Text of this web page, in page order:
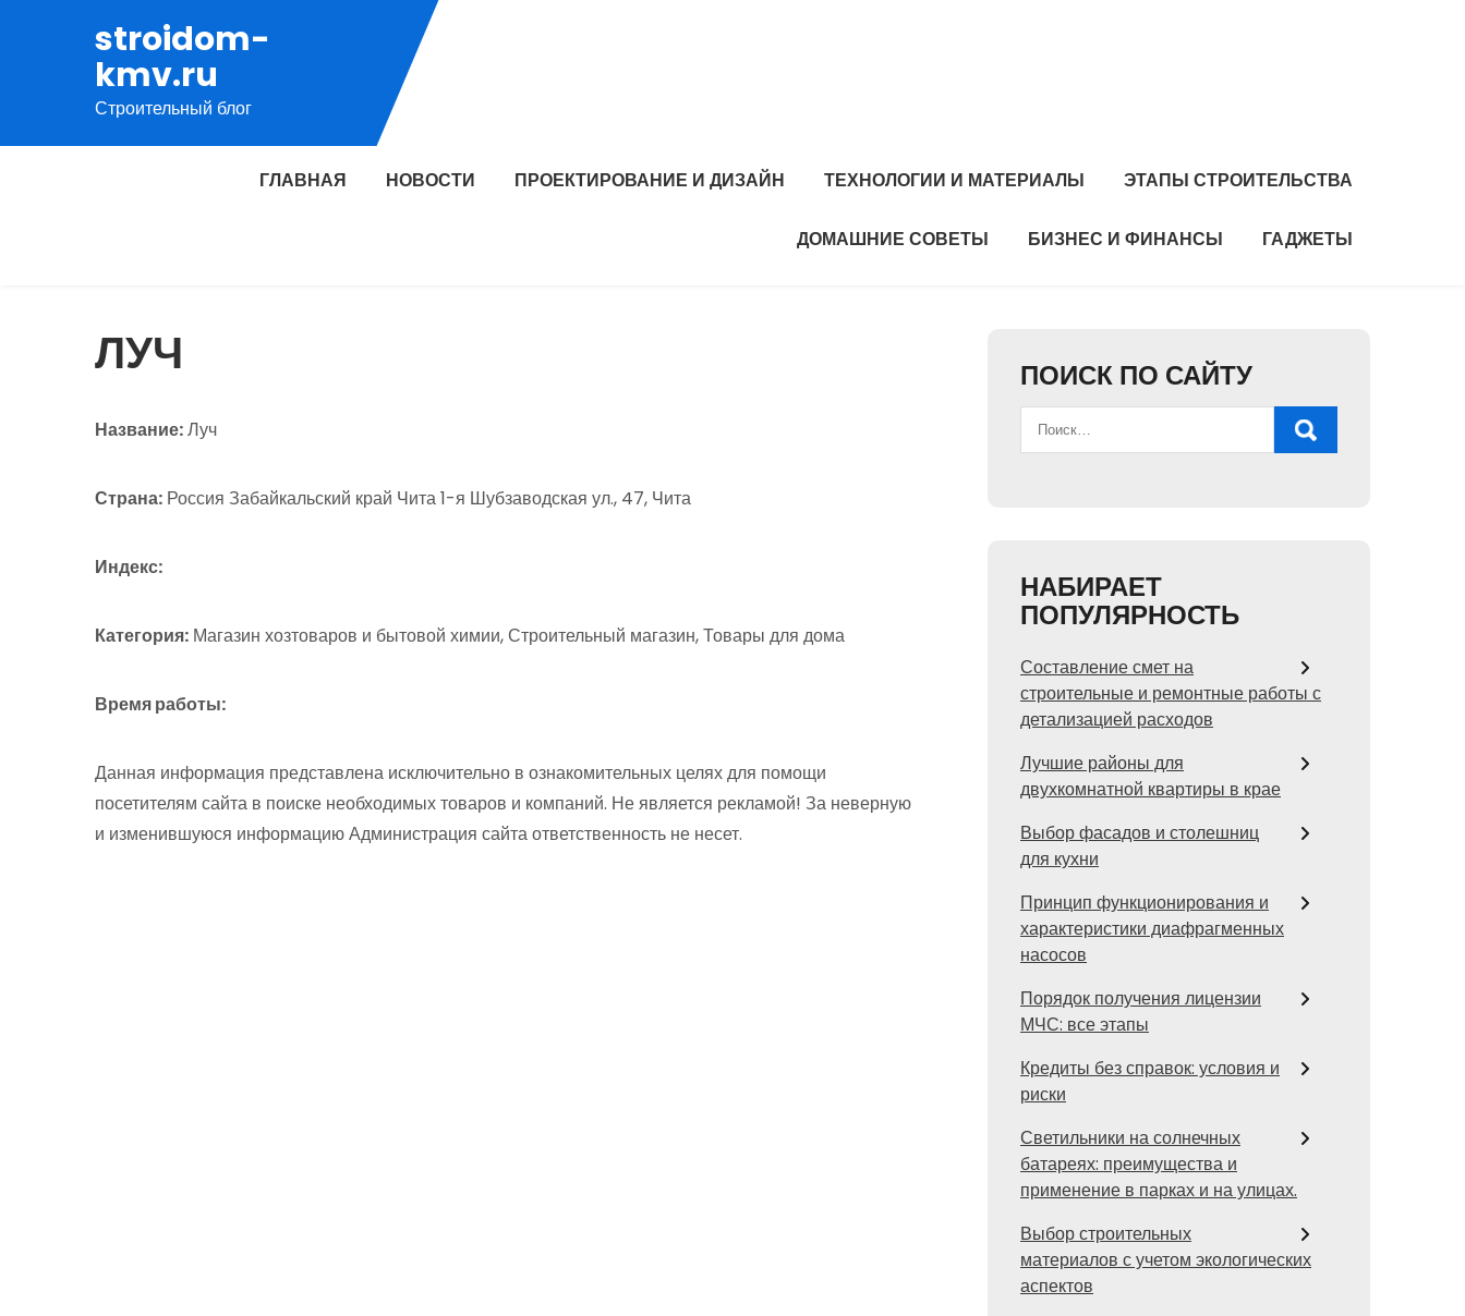
содержимому
stroidom-
kmv.ru
Строительный блог
ГЛАВНАЯ НОВОСТИ ПРОЕКТИРОВАНИЕ И ДИЗАЙН ТЕХНОЛОГИИ И МАТЕРИАЛЫ ЭТАПЫ СТРОИТЕЛЬСТВА
ДОМАШНИЕ СОВЕТЫ БИЗНЕС И ФИНАНСЫ ГАДЖЕТЫ
ЛУЧ
Название:Луч
Страна: Россия Забайкальский край Чита 1-я Шубзаводская ул., 47, Чита
Индекс:
Категория: Магазин хозтоваров и бытовой химии, Строительный магазин, Товары для дома
Время работы:
Данная информация представлена исключительно в ознакомительных целях для помощи
посетителям сайта в поиске необходимых товаров и компаний. Не является рекламой! За неверную
и изменившуюся информацию Администрация сайта ответственность не несет.
ПОИСК ПО САЙТУ
НАБИРАЕТ
ПОПУЛЯРНОСТЬ
Составление смет на
строительные и ремонтные работы с
детализацией расходов
Лучшие районы для
двухкомнатной квартиры в крае
Выбор фасадов и столешниц
для кухни
Принцип функционирования и
характеристики диафрагменных
насосов
Порядок получения лицензии
МЧС: все этапы
Кредиты без справок: условия и
риски
Светильники на солнечных
батареях: преимущества и
применение в парках и на улицах.
Выбор строительных
материалов с учетом экологических
аспектов